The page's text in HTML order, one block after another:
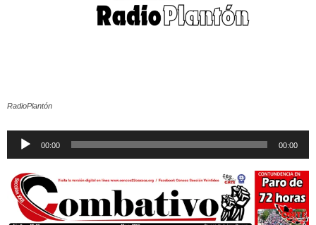
RadioPlantón
Reproductor
00:00 00:00